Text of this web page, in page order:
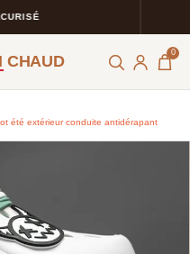
CHAUD 0
été extérieur conduite antidérapant